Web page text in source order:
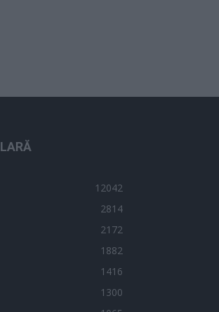
12042
2814
2172
1882
1416
1300